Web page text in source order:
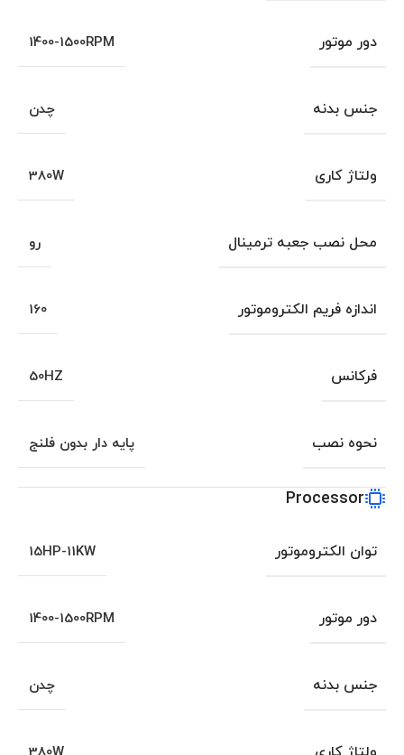
دور موتور 1400-1500RPM
جنس بدنه چدن
ولتاژ کاری 380W
محل نصب جعبه ترمینال رو
اندازه فریم الکتروموتور 160
فرکانس 50HZ
نحوه نصب پایه دار بدون فلنج
Processor
توان الکتروموتور 15HP-11KW
دور موتور 1400-1500RPM
جنس بدنه چدن